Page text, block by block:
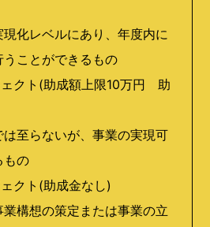
化レベルにあり、年度内に
ことができるもの
クト(助成額上限10万円 助
至らないが、事業の実現可
もの
クト(助成金なし)
構想の策定または事業の立